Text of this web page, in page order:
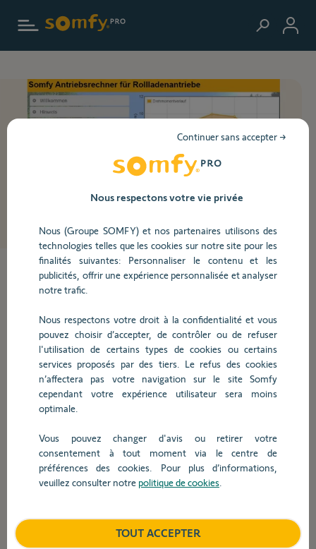
Calcul du couple
moteur
L'outil de calcul du couple de motorisation pour volets
roulants Somfy vous donne une recommandation
dans le choix du couple du moteur. Après avoir saisi
volet, l’épaisseur des lames, etc., la force de traction
requise et donc le couple sont déterminés.
Indice:Le résultat est théorique et peut varier dans la
du matériau du volet. Par conséquent, le résultat doit
Nous respectons votre vie privée
Nous (Groupe SOMFY) et nos partenaires utilisons des
technologies telles que les cookies sur notre site pour les
finalités suivantes: Personnaliser le contenu et les
publicités, offrir une expérience personnalisée et analyser
notre trafic.
Nous respectons votre droit à la confidentialité et vous
pouvez choisir d’accepter, de contrôler ou de refuser
l'utilisation de certains types de cookies ou certains
services proposés par des tiers. Le refus des cookies
n’affectera pas votre navigation sur le site Somfy
cependant votre expérience utilisateur sera moins
optimale.
Vous pouvez changer d'avis ou retirer votre
consentement à tout moment via le centre de
préférences des cookies. Pour plus d’informations,
veuillez consulter notre politique de cookies
Continuer sans accepter →
TOUT ACCEPTER